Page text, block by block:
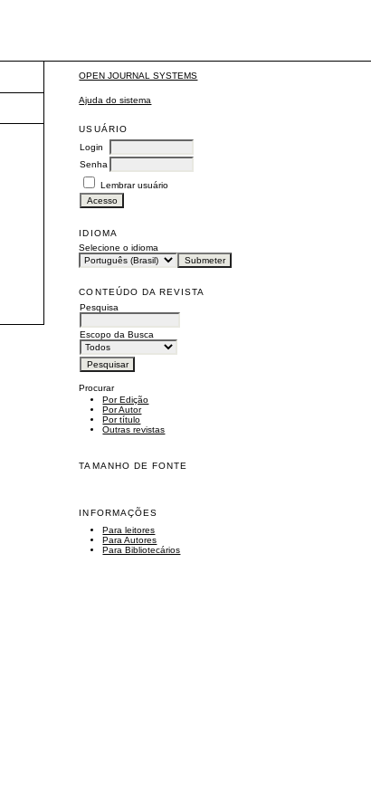
OPEN JOURNAL SYSTEMS
Ajuda do sistema
USUÁRIO
Login
Senha
Lembrar usuário
IDIOMA
Selecione o idioma
CONTEÚDO DA REVISTA
Pesquisa
Escopo da Busca
Procurar
Por Edição
Por Autor
Por título
Outras revistas
TAMANHO DE FONTE
INFORMAÇÕES
Para leitores
Para Autores
Para Bibliotecários